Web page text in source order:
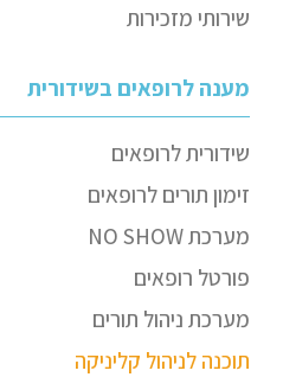
שירותי מזכירות
מענה לרופאים בשידורית
שידורית לרופאים
זימון תורים לרופאים
מערכת NO SHOW
פורטל רופאים
מערכת ניהול תורים
תוכנה לניהול קליניקה